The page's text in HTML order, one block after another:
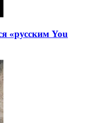
«русским You